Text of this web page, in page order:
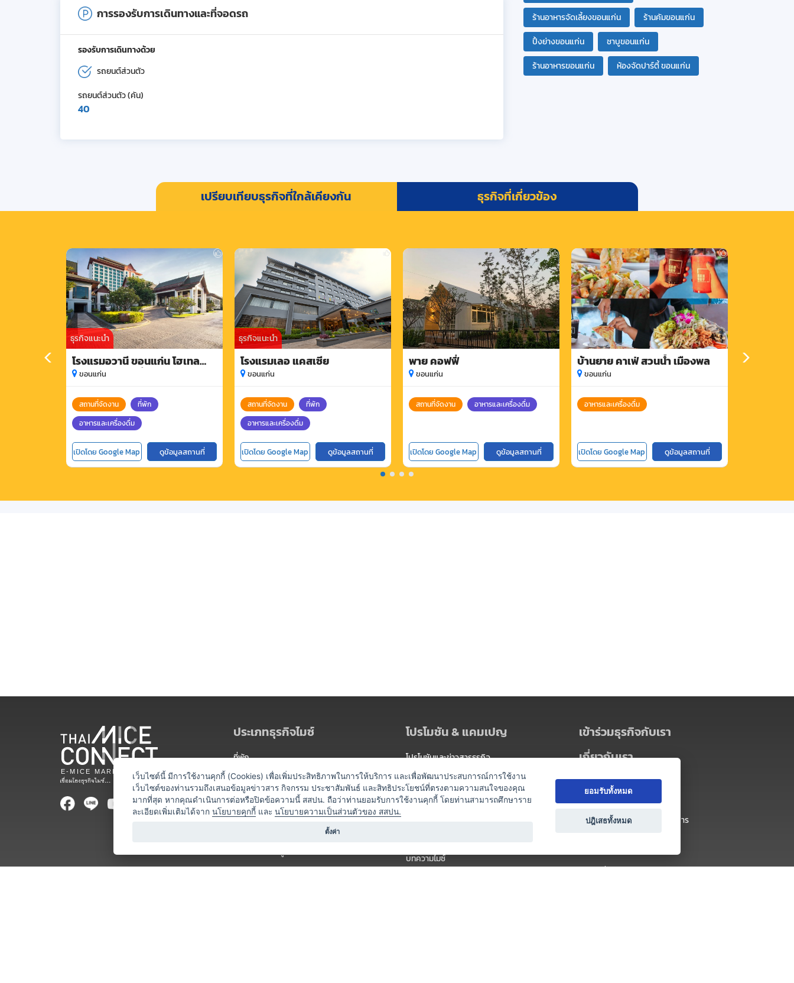
การรองรับการเดินทางและที่จอดรถ
รองรับการเดินทางด้วย
รถยนต์ส่วนตัว
รถยนต์ส่วนตัว (คัน)
40
ร้านอาหารจัดเลี้ยงขอนแก่น
ร้านคัมขอนแก่น
ปิ้งย่างขอนแก่น
ชาบูขอนแก่น
ร้านอาหารขอนแก่น
ห้องจัดปาร์ตี้ ขอนแก่น
เปรียบเทียบธุรกิจที่ใกล้เคียงกัน ธุรกิจที่เกี่ยวข้อง
ธุรกิจแนะนำ
โรงแรมอวานี ขอนแก่น โฮเทล
แอนด์ คอนเวนชั่น เซ็นเตอร์
ขอนแก่น
สถานที่จัดงาน
ที่พัก
อาหารและเครื่องดื่ม
เปิดโดย Google Map ดูข้อมูลสถานที่
ธุรกิจแนะนำ
โรงแรมเลอ แคสเซีย
ขอนแก่น
สถานที่จัดงาน
ที่พัก
อาหารและเครื่องดื่ม
เปิดโดย Google Map ดูข้อมูลสถานที่
พาย คอฟฟี่
ขอนแก่น
สถานที่จัดงาน อาหารและเครื่องดื่ม
เปิดโดย Google Map ดูข้อมูลสถานที่
บ้านยาย คาเฟ่ สวนน้ำ เมืองพล
ขอนแก่น
อาหารและเครื่องดื่ม
เปิดโดย Google Map ดูข้อมูลสถานที่
ออร่า คาเ
ประเภทธุรกิจไมซ์
ที่พัก
สถานที่จัดงาน
ท่องเที่ยว / นำเที่ยว
ออแกไนเซอร์
บริการสำหรับผู้จัดงาน
โปรโมชัน & แคมเปญ
โปรโมชันและข่าวสารธุรกิจ
แพ็กเกจ
แคมเปญ
บทความไมซ์
เข้าร่วมธุรกิจกับเรา
เกี่ยวกับเรา
เกี่ยวกับ Thai MICE Connect
นโยบายความเป็นส่วนตัว
ข้อตกลง และเงื่อนไขการใช้บริการ
เว็บไซต์นี้ มีการใช้งานคุกกี้ (Cookies) เพื่อเพิ่มประสิทธิภาพในการให้บริการ และเพื่อพัฒนาประสบการณ์การใช้งาน
เว็บไซต์ของท่านรวมถึงเสนอข้อมูลข่าวสาร กิจกรรม ประชาสัมพันธ์ และสิทธิประโยชน์ที่ตรงตามความสนใจของคุณ
มากที่สุด หากคุณดำเนินการต่อหรือปิดข้อความนี้ สสปน. ถือว่าท่านยอมรับการใช้งานคุกกี้ โดยท่านสามารถศึกษาราย
ละเอียดเพิ่มเติมได้จาก นโยบายคุกกี้ และ นโยบายความเป็นส่วนตัวของ สสปน.
ตั้งค่า
ยอมรับทั้งหมด
ปฎิเสธทั้งหมด